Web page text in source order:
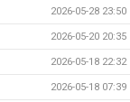
2026-05-28 23:50
2026-05-20 20:35
2026-05-18 22:32
2026-05-18 07:39